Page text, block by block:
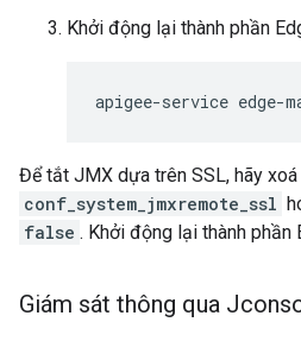
Khởi động lại thành phần
apigee-service edge-
Để tắt JMX dựa trên SSL, hãy
conf_system_jmxremote_ssl
false . Khởi động lại thành phần
Giám sát thông qua